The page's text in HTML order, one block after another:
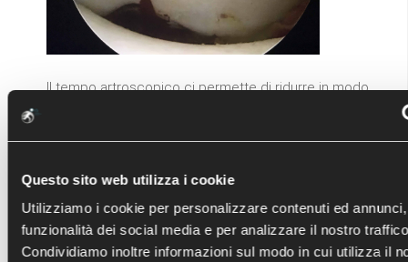
Questo sito web utilizza i cookie
Utilizziamo i cookie per personalizzare contenuti ed
funzionalità dei social media e per analizzare il nostro
Condividiamo inoltre informazioni sul modo in cui utilizza il
Il tempo artroscopico ci permette di ridurre in modo
degenerazione artosicadell'articolazione se non
(L'ausilio dell'artroscopia nelle fratture articolari non
sempre è indicato e consigliato)